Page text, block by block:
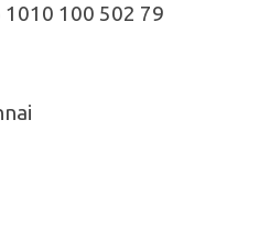
100 502 79